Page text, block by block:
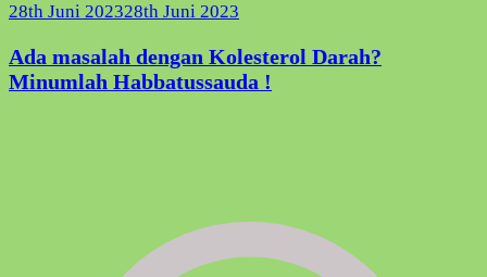
28th Juni 202328th Juni 2023
Ada masalah dengan Kolesterol Darah?
Minumlah Habbatussauda !